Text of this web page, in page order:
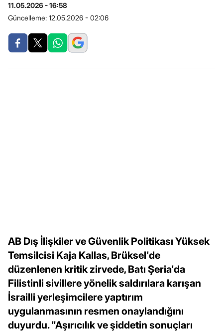
11.05.2026 - 16:58
Güncelleme: 12.05.2026 - 02:06
AB Dış İlişkiler ve Güvenlik Politikası Yüksek
Temsilcisi Kaja Kallas, Brüksel'de
düzenlenen kritik zirvede, Batı Şeria'da
Filistinli sivillere yönelik saldırılara karışan
İsrailli yerleşimcilere yaptırım
uygulanmasının resmen onaylandığını
duyurdu. "Aşırıcılık ve şiddetin sonuçları